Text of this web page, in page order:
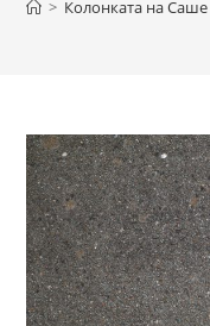
> Колонката на Саше